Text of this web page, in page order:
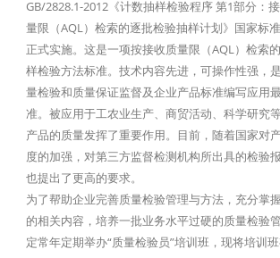
GB/2828.1-2012《计数抽样检验程序 第1部分：
量限（AQL）检索的逐批检验抽样计划》国家标
正式实施。这是一项按接收质量限（AQL）检索
样检验方法标准。技术内容先进，可操作性强，
量检验和质量保证监督及企业产品标准编写应用
准。被应用于工农业生产、商贸活动、科学研究
产品的质量发挥了重要作用。目前，随着国家对
度的加强，对第三方监督检测机构所出具的检验
也提出了更高的要求。
为了帮助企业完善质量检验管理与方法，充分掌
的相关内容，培养一批业务水平过硬的质量检验
定常年定期举办“质量检验员”培训班，现将培训